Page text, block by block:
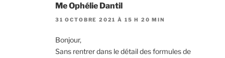
Me Ophélie Dantil
31 OCTOBRE 2021 À 15 H 20 MIN
Bonjour,
Sans rentrer dans le détail des formules de